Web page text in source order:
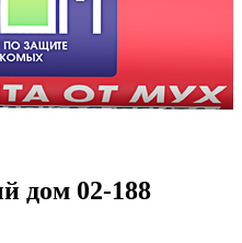
дом 02-188